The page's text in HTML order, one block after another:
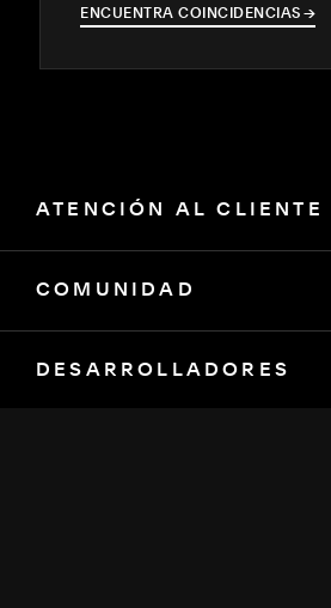
ENCUENTRA COINCIDENCIAS →
→
ATENCIÓN AL CLIENTE
COMUNIDAD
DESARROLLADORES